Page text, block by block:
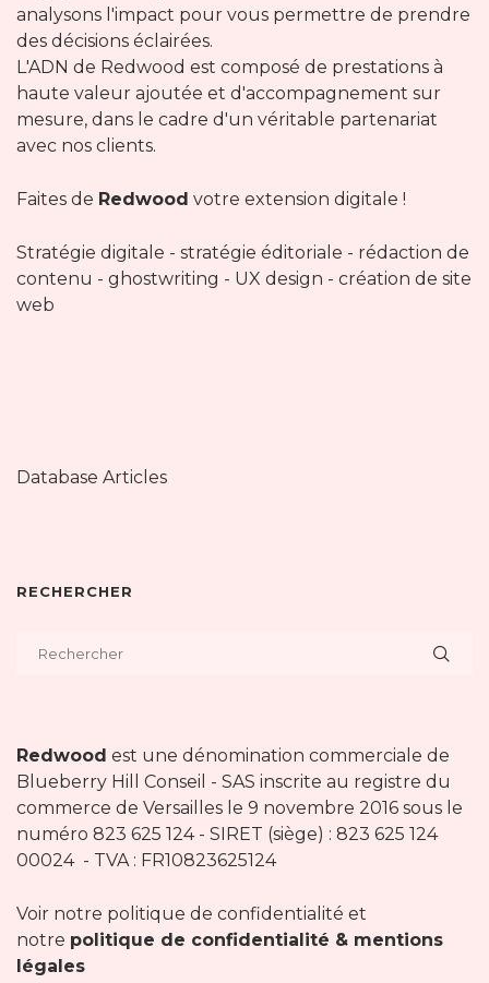
analysons l'impact pour vous permettre de prendre
des décisions éclairées.
L'ADN de Redwood est composé de prestations à
haute valeur ajoutée et d'accompagnement sur
mesure, dans le cadre d'un véritable partenariat
avec nos clients.
Faites de Redwood votre extension digitale !
Stratégie digitale - stratégie éditoriale - rédaction de
contenu - ghostwriting - UX design - création de site
web
Database Articles
RECHERCHER
Redwood est une dénomination commerciale de
Blueberry Hill Conseil - SAS inscrite au registre du
commerce de Versailles le 9 novembre 2016 sous le
numéro 823 625 124 - SIRET (siège) : 823 625 124
00024 - TVA : FR10823625124
Voir notre politique de confidentialité et
notre politique de confidentialité & mentions
légales